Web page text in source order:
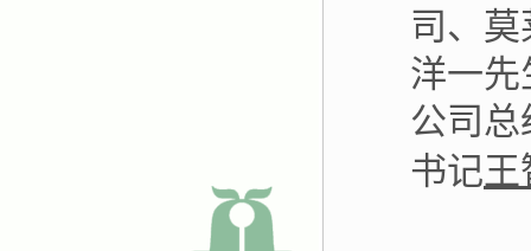
司、
洋一先
公司
书记王